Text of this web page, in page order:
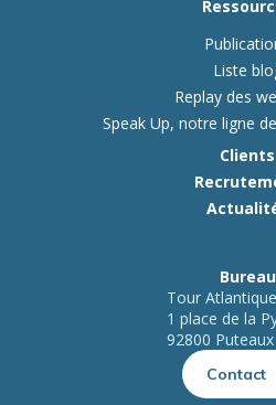
Liste
Replay des
Speak Up, notre ligne
Clients
Bureau
Tour Atlantique
1 place de la
92800 Puteaux
Contact